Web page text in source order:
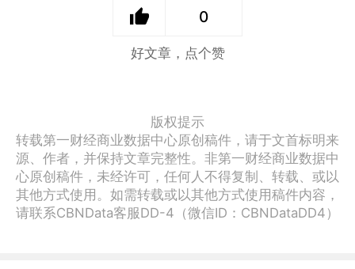
0
好文章，点个赞
版权提示
转载第一财经商业数据中心原创稿件，请于文首标明来
源、作者，并保持文章完整性。非第一财经商业数据中
心原创稿件，未经许可，任何人不得复制、转载、或以
其他方式使用。如需转载或以其他方式使用稿件内容，
请联系CBNData客服DD-4（微信ID：CBNDataDD4）